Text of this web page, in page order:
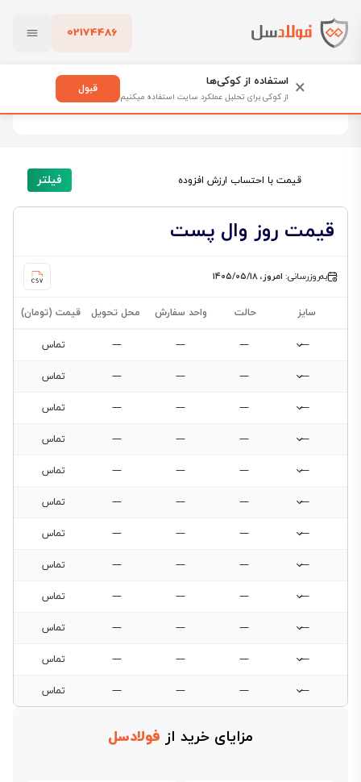
02174486
پاک کردن
قیمت وال پست
قیمت با احتساب ارزش افزوده فیلتر
دسته‌بندی
ندارد.
قیمت روز وال پست
به‌روزرسانی: امروز، ۱۴۰۵/۰۵/۱۸
سایز حالت واحد سفارش محل تحویل قیمت (تومان)
—
—
—
— تماس
—
—
—
— تماس
—
—
—
— تماس
—
—
—
— تماس
—
—
—
— تماس
—
—
—
— تماس
—
—
—
— تماس
—
—
—
— تماس
—
—
—
— تماس
—
—
—
— تماس
—
—
—
— تماس
—
—
—
— تماس
مزایای خرید از فولادسل
× استفاده از کوکی‌ها
از کوکی برای تحلیل عملکرد سایت استفاده میکنیم
قبول